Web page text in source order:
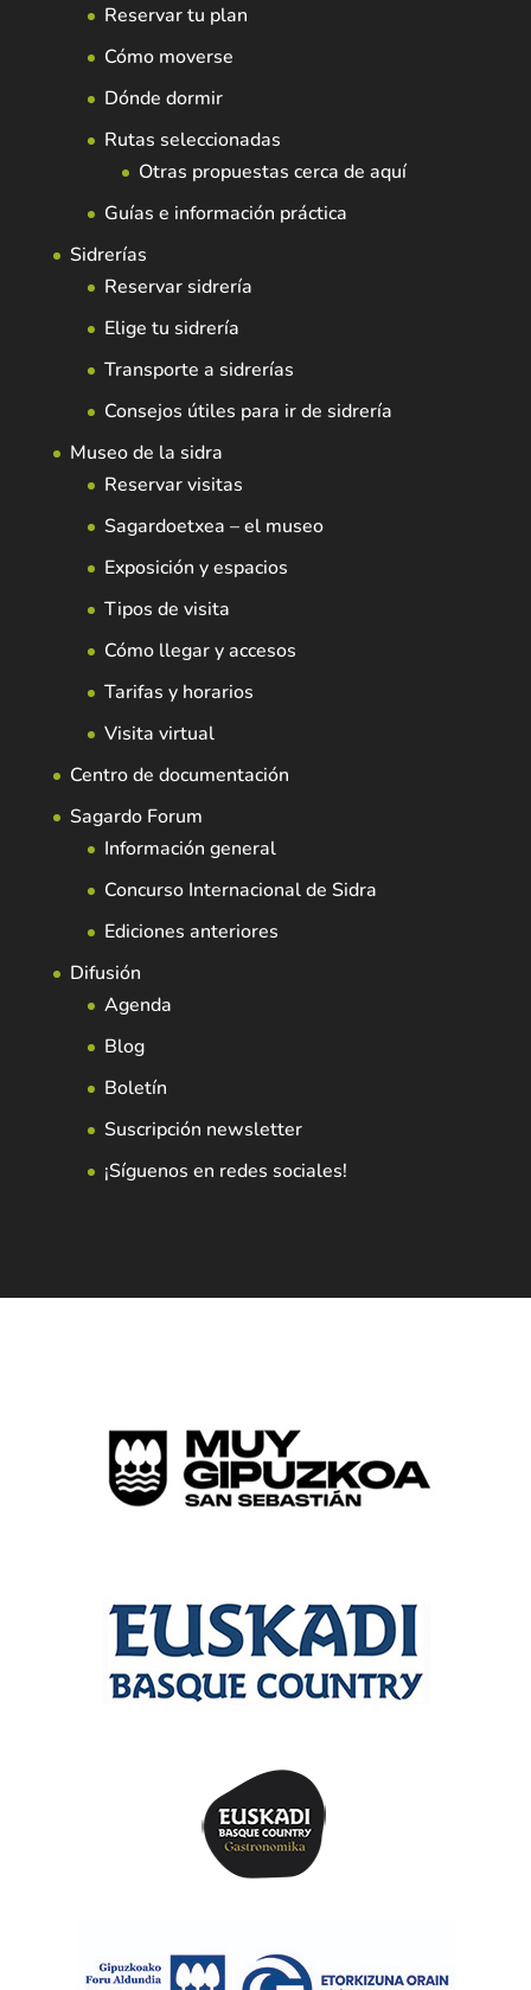
Reservar tu plan
Cómo moverse
Dónde dormir
Rutas seleccionadas
Otras propuestas cerca de aquí
Guías e información práctica
Sidrerías
Reservar sidrería
Elige tu sidrería
Transporte a sidrerías
Consejos útiles para ir de sidrería
Museo de la sidra
Reservar visitas
Sagardoetxea – el museo
Exposición y espacios
Tipos de visita
Cómo llegar y accesos
Tarifas y horarios
Visita virtual
Centro de documentación
Sagardo Forum
Información general
Concurso Internacional de Sidra
Ediciones anteriores
Difusión
Agenda
Blog
Boletín
Suscripción newsletter
¡Síguenos en redes sociales!